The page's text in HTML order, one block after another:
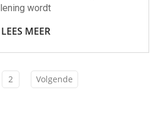
lening wordt
LEES MEER
2 Volgende